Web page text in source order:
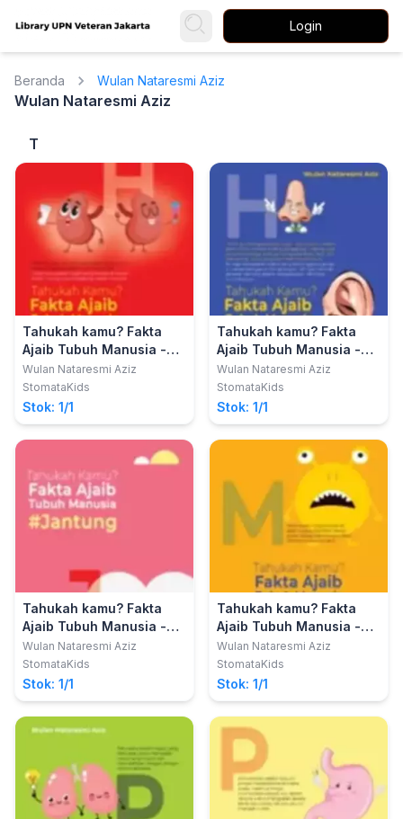
Login
Beranda Wulan Nataresmi Aziz
Wulan Nataresmi Aziz
T
Tahukah kamu? Fakta
Ajaib Tubuh Manusia -
Hati & Ginjal
Wulan Nataresmi Aziz
StomataKids
Stok: 1/1
Tahukah kamu? Fakta
Ajaib Tubuh Manusia -
Hidung & Telinga
Wulan Nataresmi Aziz
StomataKids
Stok: 1/1
Tahukah kamu? Fakta
Ajaib Tubuh Manusia -
Jantung
Wulan Nataresmi Aziz
StomataKids
Stok: 1/1
Tahukah kamu? Fakta
Ajaib Tubuh Manusia -
Mata
Wulan Nataresmi Aziz
StomataKids
Stok: 1/1